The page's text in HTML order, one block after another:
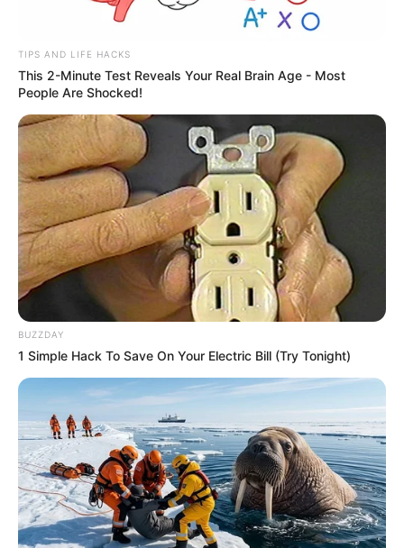
TIPS AND LIFE HACKS
This 2-Minute Test Reveals Your Real Brain Age - Most
People Are Shocked!
BUZZDAY
1 Simple Hack To Save On Your Electric Bill (Try Tonight)